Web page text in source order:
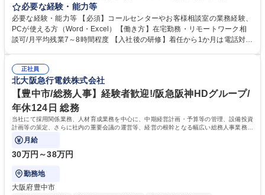
お客様のお声をより良い商品づくりに活かしていく上で、窓口となるお客
様相談室でのお仕事です。 日々お客様からいただくキリングループへのご
意見を、企業活動に活かしています。お客様からの声に迅速かつ誠意をも
って対応、情報提供するとともにグループ内活動に反映しています。 【具
平均100件前後■メール・手紙：同上40件前後 募集職種 中野本社【お客様
相談室】お客様のお声をもとにより良い商品づくりへ貢献
必要な経験・能力等
必要な経験・能力等 【必須】コールセンターやお客様相談室の業務経験、
PCが使える方（Word・Excel）【働き方】在宅勤務・リモートワーク相
談可/月平均残業7～8時間程度 【入社後の研修】着任から1か月は電話対応
すのでご安心ください。 【当社について】キリングループの広報機能を担
う会社として、お客様との出会いを大切にし、磨き上げたホスピタリティ
を込めてコミュニケーションをとりながら広報関連業務を行っておりま
す。 学歴・資格 学歴：大学院 大学 高専 短大 専修学校 高校 語学力： 資
格：
正社員
北大阪急行電鉄株式会社
【豊中市/総務人事】経験者歓迎!/阪急阪神HDグループ/
年休124日 総務
当社にて採用関係業務、人材育成業務を中心に、中期経営計画・予算等の管理、設備投資
計画等の策定、さらに社内の重要会議の運営等、経営の根幹となる幅広い総務人事業務全
般を担当していただきます。
月給
30万円～38万円
勤務地
大阪府豊中市